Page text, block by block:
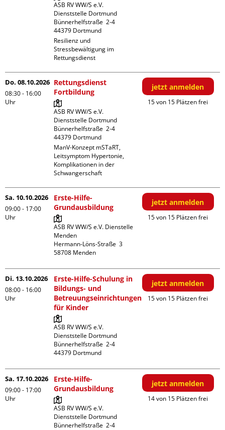
ASB RV WW/S e.V.
Dienststelle Dortmund
Bünnerhelfstraße  2-4
Resilienz und
Stressbewältigung im
Rettungsdienst
Do. 08.10.2026
08:30 - 16:00
Uhr
Rettungsdienst
Fortbildung
ASB RV WW/S e.V.
Dienststelle Dortmund
Bünnerhelfstraße  2-4
ManV-Konzept mSTaRT,
Leitsymptom Hypertonie,
Komplikationen in der
Schwangerschaft
jetzt anmelden
15 von 15 Plätzen frei
Sa. 10.10.2026
09:00 - 17:00
Uhr
Erste-Hilfe-
Grundausbildung
ASB RV WW/S e.V. Dienstelle
Menden
Hermann-Löns-Straße  3
jetzt anmelden
15 von 15 Plätzen frei
Di. 13.10.2026
08:00 - 16:00
Uhr
Erste-Hilfe-Schulung in
Bildungs- und
Betreuungseinrichtungen
für Kinder
ASB RV WW/S e.V.
Dienststelle Dortmund
Bünnerhelfstraße  2-4
jetzt anmelden
15 von 15 Plätzen frei
Sa. 17.10.2026
09:00 - 17:00
Uhr
Erste-Hilfe-
Grundausbildung
ASB RV WW/S e.V.
Dienststelle Dortmund
Bünnerhelfstraße  2-4
jetzt anmelden
14 von 15 Plätzen frei